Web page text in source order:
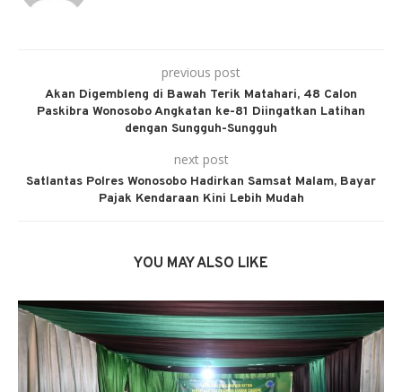
previous post
Akan Digembleng di Bawah Terik Matahari, 48 Calon
Paskibra Wonosobo Angkatan ke-81 Diingatkan Latihan
dengan Sungguh-Sungguh
next post
Satlantas Polres Wonosobo Hadirkan Samsat Malam, Bayar
Pajak Kendaraan Kini Lebih Mudah
YOU MAY ALSO LIKE